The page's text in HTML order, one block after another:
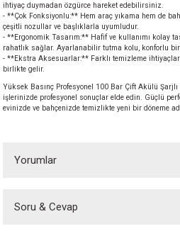
Üfleme Makinesi
ihtiyaç duymadan özgürce hareket edebilirsiniz.
- **Çok Fonksiyonlu:** Hem araç yıkama hem de
çeşitli nozullar ve başlıklarla uyumludur.
- **Ergonomik Tasarım:** Hafif ve kullanımı kolay
rahatlık sağlar. Ayarlanabilir tutma kolu, konforlu
- **Ekstra Aksesuarlar:** Farklı temizleme
birlikte gelir.
Yüksek Basınç Profesyonel 100 Bar Çift Akülü
işlerinizde profesyonel sonuçlar elde edin. Güçlü
evinizde ve bahçenizde temizlikte yeni bir döneme
Yorumlar
Soru & Cevap